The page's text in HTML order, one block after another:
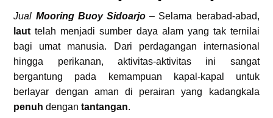
Jual Mooring Buoy Sidoarjo – Selama berabad-abad,
laut telah menjadi sumber daya alam yang tak ternilai
bagi umat manusia. Dari perdagangan internasional
hingga perikanan, aktivitas-aktivitas ini sangat
bergantung pada kemampuan kapal-kapal untuk
berlayar dengan aman di perairan yang kadangkala
penuh dengantantangan.